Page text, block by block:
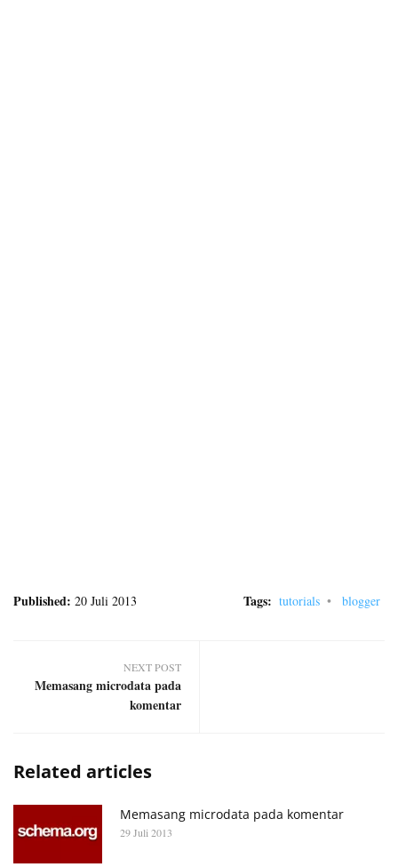
Published: 20 Juli 2013 Tags: tutorials blogger
NEXT POST
Memasang microdata pada
komentar
Related articles
Memasang microdata pada komentar
29 Juli 2013